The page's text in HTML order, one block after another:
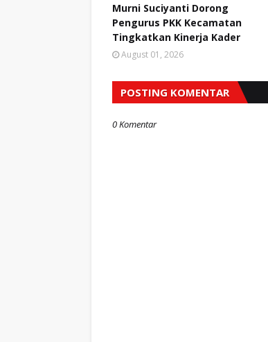
Murni Suciyanti Dorong
Pengurus PKK Kecamatan
Tingkatkan Kinerja Kader
August 01, 2026
POSTING KOMENTAR
0 Komentar